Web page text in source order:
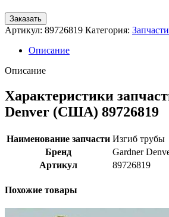
Заказать
Артикул: 89726819 Категория:
Описание
Описание
Характеристики
Denver (США) 89726819
Наименование запчасти Изгиб трубы
Бренд
Gardner
Артикул
89726819
Похожие товары